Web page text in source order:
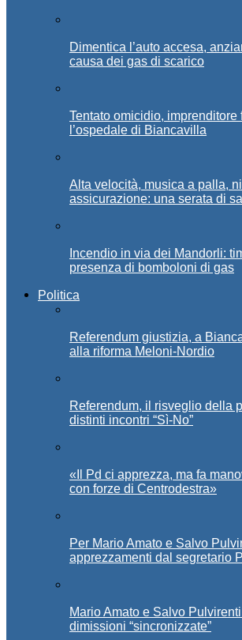
Dimentica l’auto accesa,
causa dei gas di scarico
Tentato omicidio, imprenditore
l’ospedale di Biancavilla
Alta velocità, musica a palla,
assicurazione: una serata di
Incendio in via dei Mandorli:
presenza di bomboloni di gas
Politica
Referendum giustizia, a
alla riforma Meloni-Nordio
Referendum, il risveglio della
distinti incontri “Sì-No”
«Il Pd ci apprezza, ma fa
con forze di Centrodestra»
Per Mario Amato e Salvo
apprezzamenti dal segretario
Mario Amato e Salvo
dimissioni “sincronizzate”